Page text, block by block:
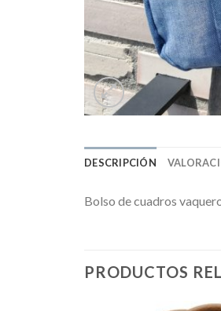
DESCRIPCIÓN
Bolso de cuadros
PRODUCTOS